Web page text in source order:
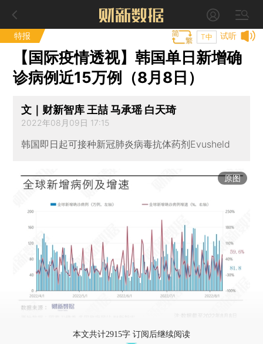
特报 试听
T中
【国际疫情透视】韩国单日新增确
诊病例近15万例（8月8日）
文｜财新智库 王喆 马承瑶 白天琦
2022年08月09日 17:15
韩国即日起可接种新冠肺炎病毒抗体药剂Evusheld
原图
本文共计2915字 订阅后继续阅读